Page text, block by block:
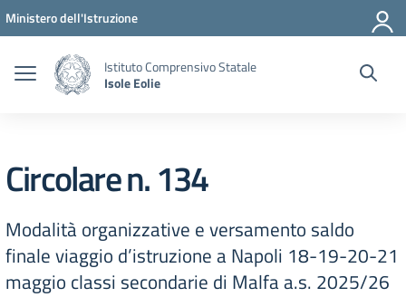
Vai ai contenuti
Vai al menu di navigazione
Vai al footer
Ministero dell'Istruzione
Istituto Comprensivo Statale
Isole Eolie
Circolare n. 134
Modalità organizzative e versamento saldo
finale viaggio d’istruzione a Napoli 18-19-20-21
maggio classi secondarie di Malfa a.s. 2025/26